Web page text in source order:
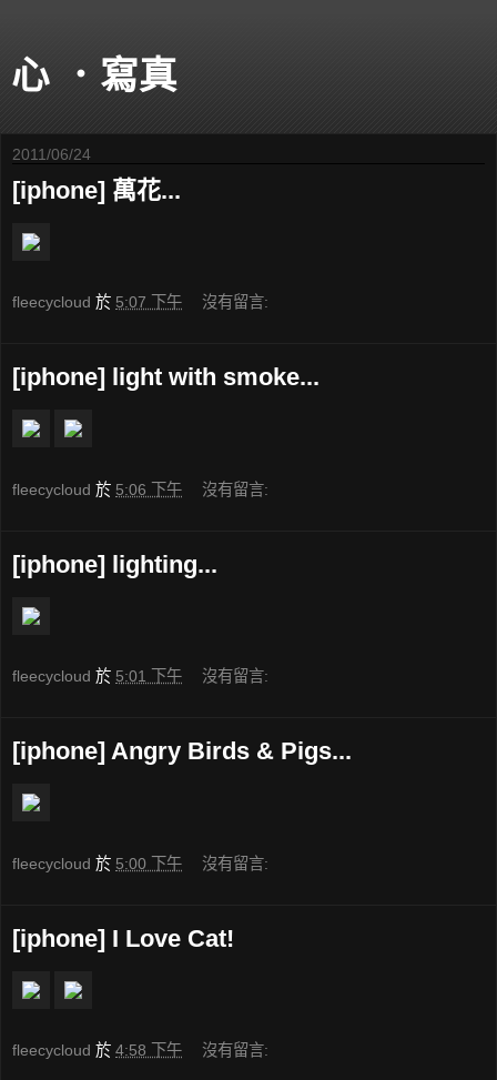
心 ．寫真
2011/06/24
[iphone] 萬花...
fleecycloud 於 5:07 下午 沒有留言:
[iphone] light with smoke...
fleecycloud 於 5:06 下午 沒有留言:
[iphone] lighting...
fleecycloud 於 5:01 下午 沒有留言:
[iphone] Angry Birds & Pigs...
fleecycloud 於 5:00 下午 沒有留言:
[iphone] I Love Cat!
fleecycloud 於 4:58 下午 沒有留言: